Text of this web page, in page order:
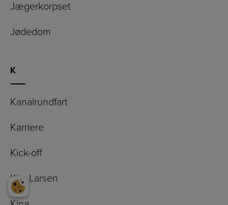
Jægerkorpset
Jødedom
K
Kanalrundfart
Karriere
Kick-off
Kim Larsen